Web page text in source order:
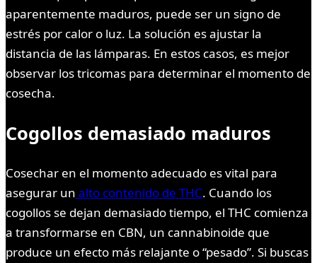
aparentemente maduros, puede ser un signo de
estrés por calor o luz. La solución es ajustar la
distancia de las lámparas. En estos casos, es mejor
observar los tricomas para determinar el momento de
cosecha.
Cogollos demasiado maduros
Cosechar en el momento adecuado es vital para
asegurar un alto contenido de THC. Cuando los
cogollos se dejan demasiado tiempo, el THC comienza
a transformarse en CBN, un cannabinoide que
produce un efecto más relajante o “pesado”. Si buscas